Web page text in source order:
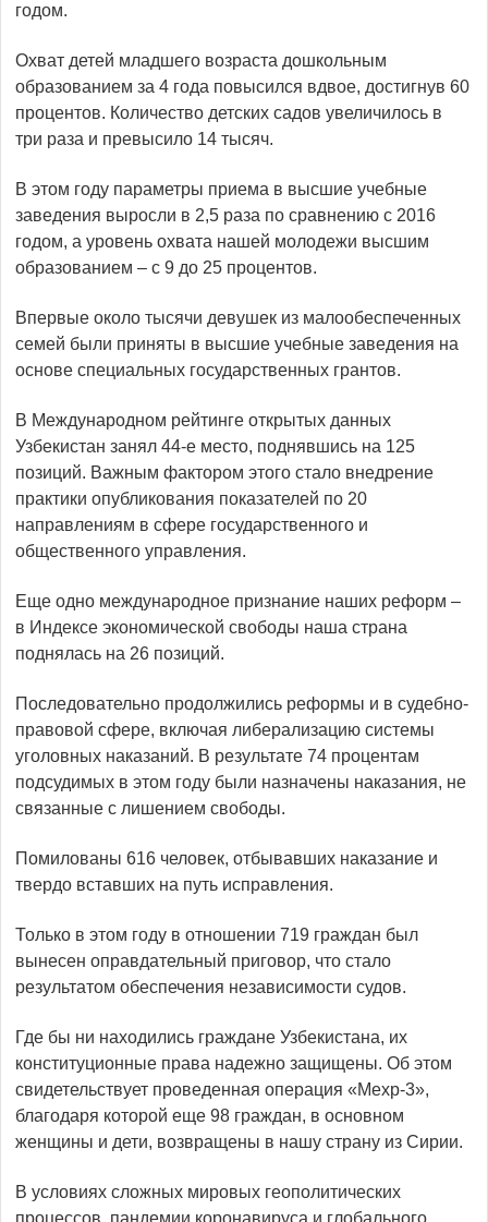
годом.
Охват детей младшего возраста дошкольным
образованием за 4 года повысился вдвое, достигнув 60
процентов. Количество детских садов увеличилось в
три раза и превысило 14 тысяч.
В этом году параметры приема в высшие учебные
заведения выросли в 2,5 раза по сравнению с 2016
годом, а уровень охвата нашей молодежи высшим
образованием – с 9 до 25 процентов.
Впервые около тысячи девушек из малообеспеченных
семей были приняты в высшие учебные заведения на
основе специальных государственных грантов.
В Международном рейтинге открытых данных
Узбекистан занял 44-е место, поднявшись на 125
позиций. Важным фактором этого стало внедрение
практики опубликования показателей по 20
направлениям в сфере государственного и
общественного управления.
Еще одно международное признание наших реформ –
в Индексе экономической свободы наша страна
поднялась на 26 позиций.
Последовательно продолжились реформы и в судебно-
правовой сфере, включая либерализацию системы
уголовных наказаний. В результате 74 процентам
подсудимых в этом году были назначены наказания, не
связанные с лишением свободы.
Помилованы 616 человек, отбывавших наказание и
твердо вставших на путь исправления.
Только в этом году в отношении 719 граждан был
вынесен оправдательный приговор, что стало
результатом обеспечения независимости судов.
Где бы ни находились граждане Узбекистана, их
конституционные права надежно защищены. Об этом
свидетельствует проведенная операция «Мехр-3»,
благодаря которой еще 98 граждан, в основном
женщины и дети, возвращены в нашу страну из Сирии.
В условиях сложных мировых геополитических
процессов, пандемии коронавируса и глобального